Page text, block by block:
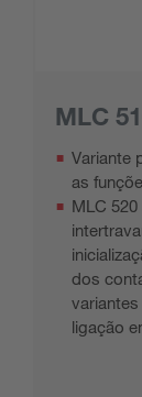
MLC
Variante
as
MLC
dos
ligação